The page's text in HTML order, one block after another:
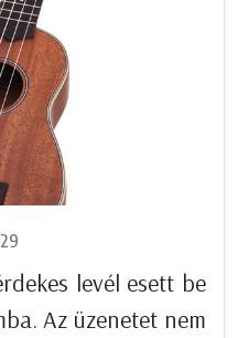
levél esett be
Az üzenetet nem